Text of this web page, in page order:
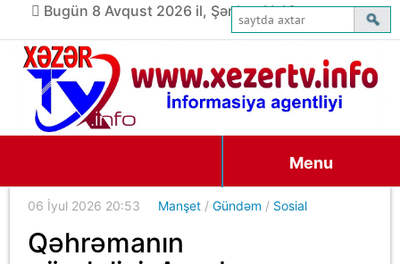
Bugün 8 Avqust 2026 il, Şənbə, 11:18
Menu
06 İyul 2026 20:53 Manşet /Gündəm / Sosial
Qəhrəmanın